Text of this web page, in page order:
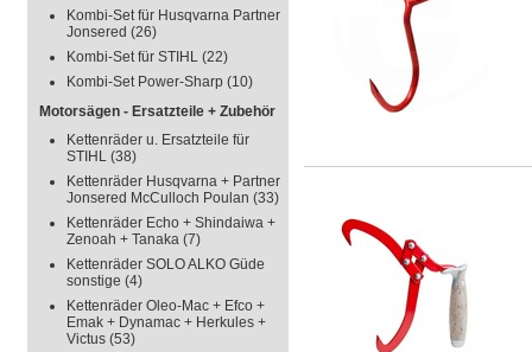
Kombi-Set für Husqvarna Partner
Jonsered (26)
Kombi-Set für STIHL (22)
Kombi-Set Power-Sharp (10)
Motorsägen - Ersatzteile + Zubehör
Kettenräder u. Ersatzteile für
STIHL (38)
Kettenräder Husqvarna + Partner
Jonsered McCulloch Poulan (33)
Kettenräder Echo + Shindaiwa +
Zenoah + Tanaka (7)
Kettenräder SOLO ALKO Güde
sonstige (4)
Kettenräder Oleo-Mac + Efco +
Emak + Dynamac + Herkules +
Victus (53)